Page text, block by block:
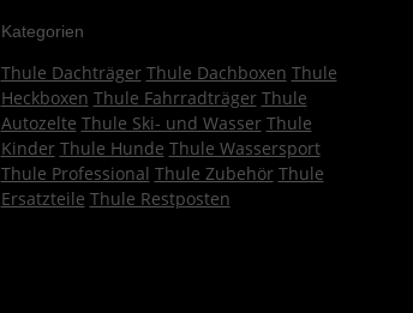
Kategorien
Thule Dachträger Thule Dachboxen Thule
Heckboxen Thule Fahrradträger Thule
Autozelte Thule Ski- und Wasser Thule
Kinder Thule Hunde Thule Wassersport
Thule Professional Thule Zubehör Thule
Ersatzteile Thule Restposten